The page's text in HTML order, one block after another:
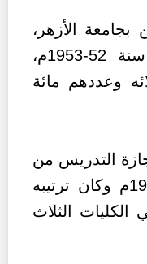
الأزهر،
ومنها حصل على العالية سنة 52-1953م،
وعددهم مائة
التدريس من
كلية اللغة العربية سنة 1954م وكان ترتيبه
الكليات الثلاث